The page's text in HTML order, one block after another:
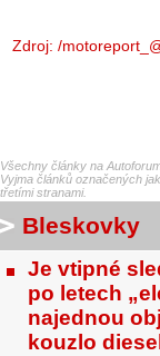
Zdroj: /
Všechny články na
Vyjma článků označených
třetími stranami.
Bleskovky
Je vtipné
po letech
najednou
kouzlo